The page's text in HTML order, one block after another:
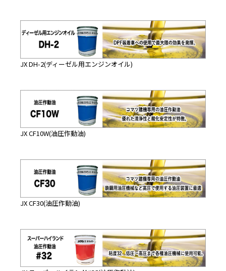
JX DH-2(ディーゼル用エンジンオイル)
JX CF10W(油圧作動油)
JX CF30(油圧作動油)